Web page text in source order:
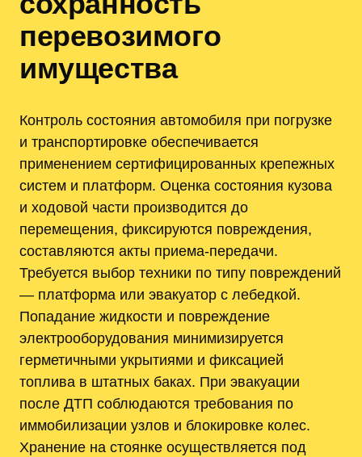
перевозимого
имущества
Контроль состояния автомобиля при погрузке
и транспортировке обеспечивается
применением сертифицированных крепежных
систем и платформ. Оценка состояния кузова
и ходовой части производится до
перемещения, фиксируются повреждения,
составляются акты приема-передачи.
Требуется выбор техники по типу повреждений
— платформа или эвакуатор с лебедкой.
Попадание жидкости и повреждение
электрооборудования минимизируется
герметичными укрытиями и фиксацией
топлива в штатных баках. При эвакуации
после ДТП соблюдаются требования по
иммобилизации узлов и блокировке колес.
Хранение на стоянке осуществляется под